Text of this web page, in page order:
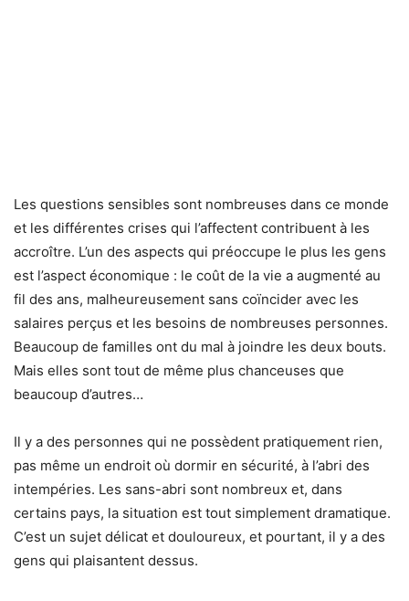
Les questions sensibles sont nombreuses dans ce monde
et les différentes crises qui l’affectent contribuent à les
accroître. L’un des aspects qui préoccupe le plus les gens
est l’aspect économique : le coût de la vie a augmenté au
fil des ans, malheureusement sans coïncider avec les
salaires perçus et les besoins de nombreuses personnes.
Beaucoup de familles ont du mal à joindre les deux bouts.
Mais elles sont tout de même plus chanceuses que
beaucoup d’autres…
Il y a des personnes qui ne possèdent pratiquement rien,
pas même un endroit où dormir en sécurité, à l’abri des
intempéries. Les sans-abri sont nombreux et, dans
certains pays, la situation est tout simplement dramatique.
C’est un sujet délicat et douloureux, et pourtant, il y a des
gens qui plaisantent dessus.